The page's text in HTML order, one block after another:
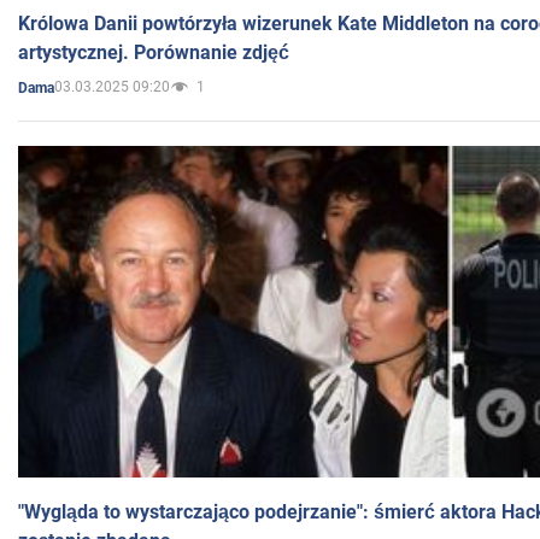
Królowa Danii powtórzyła wizerunek Kate Middleton na
artystycznej. Porównanie zdjęć
Dama03.03.2025 09:20 1
"Wygląda to wystarczająco podejrzanie": śmierć aktora